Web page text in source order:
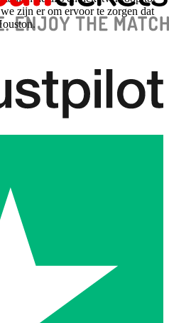
zijn er om ervoor te zorgen dat